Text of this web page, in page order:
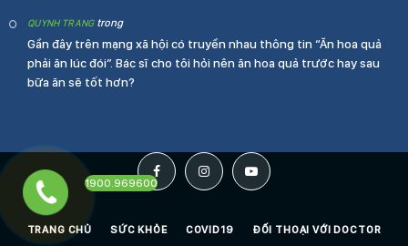
QUYNH TRANGtrong
Gần đây trên mạng xã hội có truyền nhau thông tin “Ăn hoa quả
phải ăn lúc đói”. Bác sĩ cho tôi hỏi nên ăn hoa quả trước hay sau
bữa ăn sẽ tốt hơn?
FacebookInstagramYouTube
TRANG CHỦ SỨC KHỎE COVID19 ĐỐI THOẠI VỚI DOCTOR
1900.969600